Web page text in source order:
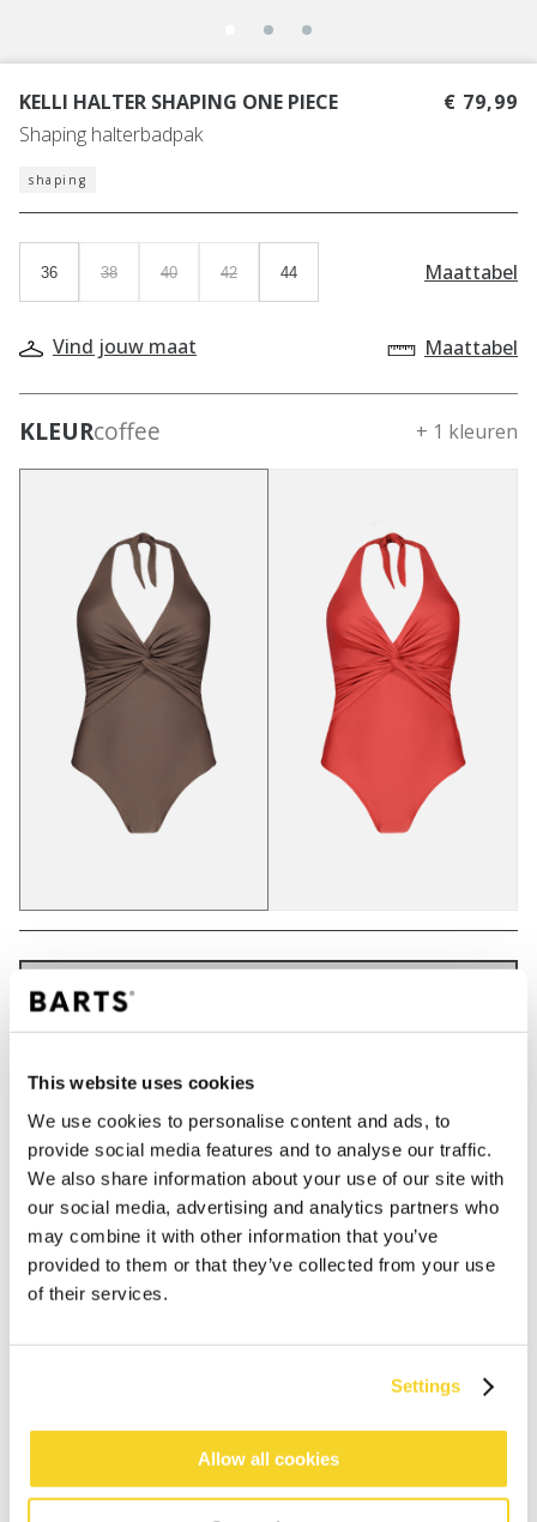
This website uses cookies
We use cookies to personalise content and ads, to
provide social media features and to analyse our traffic.
We also share information about your use of our site with
our social media, advertising and analytics partners who
may combine it with other information that you’ve
provided to them or that they’ve collected from your use
of their services.
Settings
Allow all cookies
KELLI HALTER SHAPING ONE PIECE
Shaping halterbadpak
€ 79,99
shaping
36 38 40 42 44 Maattabel
Vind jouw maat Maattabel
KLEURcoffee + 1 kleuren
Bestellingen die op werkdagen vóór 12:00 uur
Gratis verzending voor orders boven € 50,- binnen
NL
Binnen 30 dagen retourneren
BESCHRIJVING
Corrigerend badpak met een gedraaid detail aan de
Haltersluiting
Powernet-voering aan de voor- en achterkant voor
een corrigerend effect